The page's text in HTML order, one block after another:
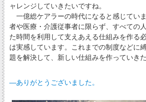
ャレンジしていきたいですね。
一億総ケアラーの時代になると感じてい
者や医療・介護従事者に限らず、すべての
た時間を利用して支えあえる仕組みを作る
は実感しています。これまでの制度などに
題を解決して、新しい仕組みを作っていき
―ありがとうございました。